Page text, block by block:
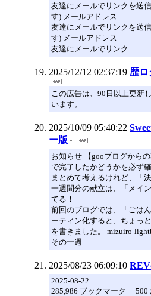
友達にメールでリンクを送
す) メールアドレス
友達にメールでリンクを送
す) メールアドレス
友達にメールでリンク
2025/12/12 02:37:19 歴ロ
この広告は、90日以上更新
います。
2025/10/09 05:40:22
ー版
お知らせ 【gooブログから
で完了したかどうかを必ず
まとめて考えるけれど、「
一週間分の献立は、「メイ
てる！
前回のブログでは、「ごは
ーティン化すると、ちょっ
を書きました。 mizuiro-
その一週
2025/08/23 06:09:10
2025-08-22
285,986 ブックマーク